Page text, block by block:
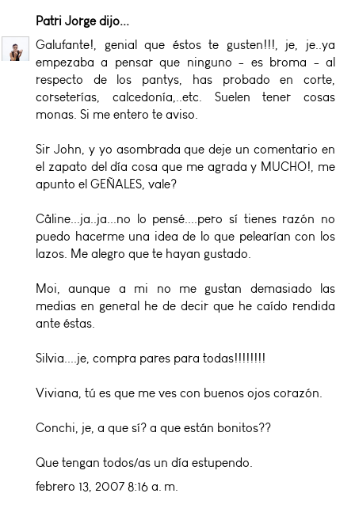
Patri Jorgedijo...
Galufante!, genial que éstos te gusten!!!, je, je..ya
empezaba a pensar que ninguno - es broma - al
respecto de los pantys, has probado en corte,
corseterías, calcedonía,..etc. Suelen tener cosas
monas. Si me entero te aviso.
Sir John, y yo asombrada que deje un comentario en
el zapato del día cosa que me agrada y MUCHO!, me
apunto el GEÑALES, vale?
Câline...ja..ja...no lo pensé....pero sí tienes razón no
puedo hacerme una idea de lo que pelearían con los
lazos. Me alegro que te hayan gustado.
Moi, aunque a mi no me gustan demasiado las
medias en general he de decir que he caído rendida
ante éstas.
Silvia....je, compra pares para todas!!!!!!!!
Viviana, tú es que me ves con buenos ojos corazón.
Conchi, je, a que sí? a que están bonitos??
Que tengan todos/as un día estupendo.
febrero 13, 2007 8:16 a. m.